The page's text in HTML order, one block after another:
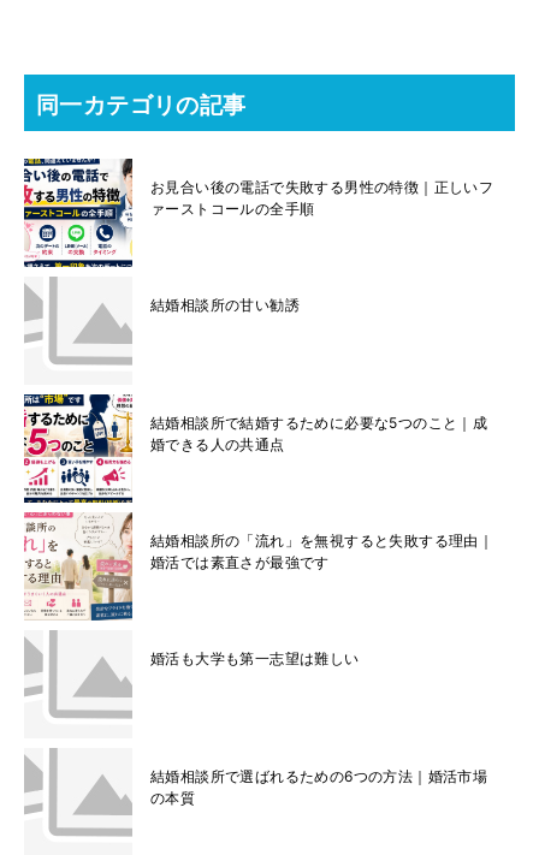
同一カテゴリの記事
お見合い後の電話で失敗する男性の特徴｜正しいフ
ァーストコールの全手順
結婚相談所の甘い勧誘
結婚相談所で結婚するために必要な5つのこと｜成
婚できる人の共通点
結婚相談所の「流れ」を無視すると失敗する理由｜
婚活では素直さが最強です
婚活も大学も第一志望は難しい
結婚相談所で選ばれるための6つの方法｜婚活市場
の本質